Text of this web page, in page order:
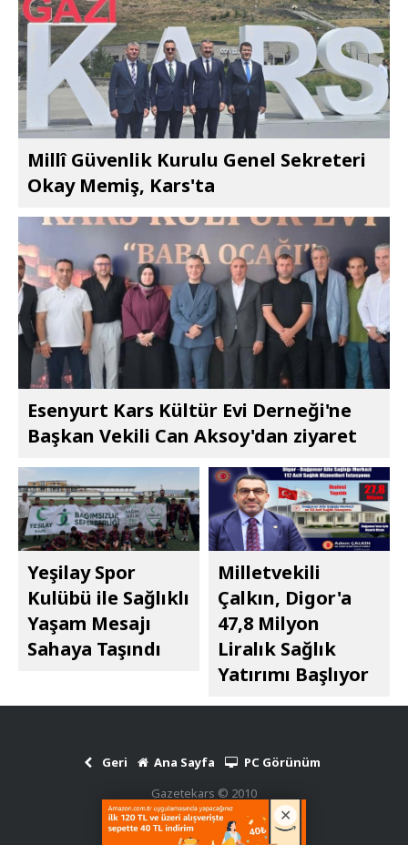
Millî Güvenlik Kurulu Genel Sekreteri
Okay Memiş, Kars'ta
Esenyurt Kars Kültür Evi Derneği'ne
Başkan Vekili Can Aksoy'dan ziyaret
Yeşilay Spor
Kulübü ile Sağlıklı
Yaşam Mesajı
Sahaya Taşındı
Milletvekili
Çalkın, Digor'a
47,8 Milyon
Liralık Sağlık
Yatırımı Başlıyor
Geri Ana Sayfa
PC Görünüm
Gazetekars © 2010
Haber Scripti